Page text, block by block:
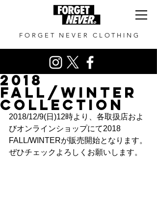
FORGET NEVER CLOTHING
2018
FALL/WINTER
COLLECTION
2018/12/9(日)12時より、各取扱店およ
びオンラインショップにて2018
FALL/WINTERが販売開始となります。
ぜひチェックよろしくお願いします。